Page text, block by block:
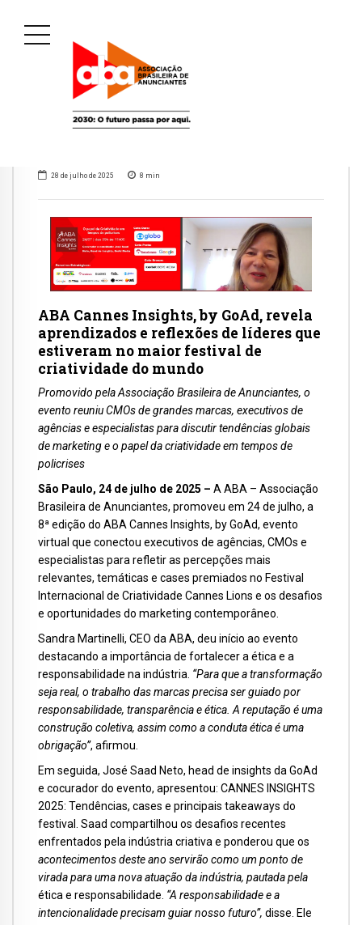
28 de julho de 2025 8 min
ABA Cannes Insights, by GoAd, revela
aprendizados e reflexões de líderes que
estiveram no maior festival de
criatividade do mundo
Promovido pela Associação Brasileira de Anunciantes, o
evento reuniu CMOs de grandes marcas, executivos de
agências e especialistas para discutir tendências globais
de marketing e o papel da criatividade em tempos de
policrises
São Paulo, 24 de julho de 2025 – A ABA – Associação
Brasileira de Anunciantes, promoveu em 24 de julho, a
8ª edição do ABA Cannes Insights, by GoAd, evento
virtual que conectou executivos de agências, CMOs e
especialistas para refletir as percepções mais
relevantes, temáticas e cases premiados no Festival
Internacional de Criatividade Cannes Lions e os desafios
e oportunidades do marketing contemporâneo.
Sandra Martinelli, CEO da ABA, deu início ao evento
destacando a importância de fortalecer a ética e a
responsabilidade na indústria. “Para que a transformação
seja real, o trabalho das marcas precisa ser guiado por
responsabilidade, transparência e ética. A reputação é uma
construção coletiva, assim como a conduta ética é uma
obrigação”, afirmou.
Em seguida, José Saad Neto, head de insights da GoAd
e cocurador do evento, apresentou: CANNES INSIGHTS
2025: Tendências, cases e principais takeaways do
festival. Saad compartilhou os desafios recentes
enfrentados pela indústria criativa e ponderou que os
acontecimentos deste ano servirão como um ponto de
virada para uma nova atuação da indústria, pautada pela
ética e responsabilidade. “A responsabilidade e a
intencionalidade precisam guiar nosso futuro”, disse. Ele